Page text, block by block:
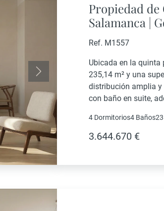
Siguiente
Propiedad de
Salamanca |
Ref. M1557
Ubicada en la quinta
235,14 m² y una
distribución amplia y
con baño en suite,
4 Dormitorios4 Baños
3.644.670 €